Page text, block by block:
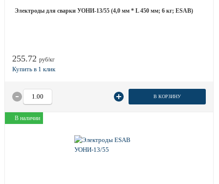
Электроды для сварки УОНИ-13/55 (4,0 мм * L 450 мм; 6 кг; ESAB)
255.72 руб/кг
В КОРЗИНУ
В наличии